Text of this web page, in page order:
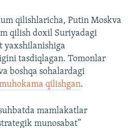
qilishlaricha, Putin Moskva
qilish doxil Suriyadagi
tasdiqlagan. Tomonlar
boshqa sohalardagi
qilishgan.
mamlakatlar
munosabat”